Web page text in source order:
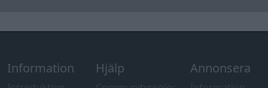
Information Hjälp Annonsera